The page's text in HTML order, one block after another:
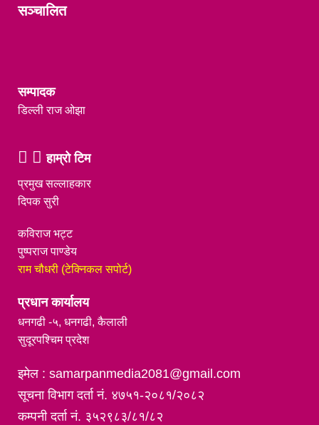
सञ्चालित
सम्पादक
डिल्ली राज ओझा
हाम्रो टिम
प्रमुख सल्लाहकार
दिपक सुरी
कविराज भट्ट
पुष्पराज पाण्डेय
राम चौधरी (टेक्निकल सपोर्ट)
प्रधान कार्यालय
धनगढी -५, धनगढी, कैलाली
सुदूरपश्चिम प्रदेश
इमेल : samarpanmedia2081@gmail.com
सूचना विभाग दर्ता नं. ४७५१-२०८१/२०८२
कम्पनी दर्ता नं. ३५२९८३/८१/८२